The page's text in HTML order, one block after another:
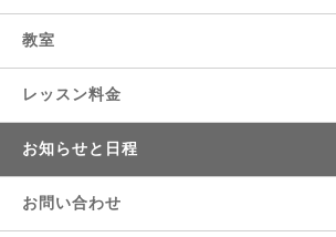
教室
レッスン料金
お知らせと日程
お問い合わせ